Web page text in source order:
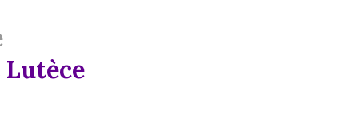
Lutèce